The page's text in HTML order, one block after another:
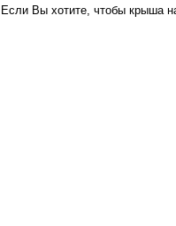
Если Вы хотите, чтобы крыша